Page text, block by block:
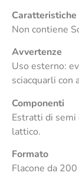
Caratteristiche
Non contiene
Avvertenze
Uso esterno:
sciacquarli con
Componenti
Estratti di semi
lattico.
Formato
Flacone da